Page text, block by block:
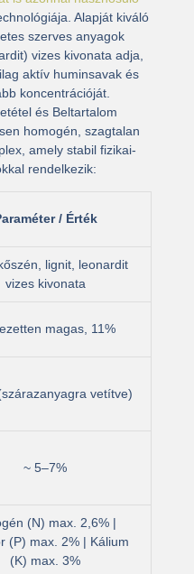
Alapját kiváló
szerves anyagok
vizes kivonata adja,
aktív huminsavak és
koncentrációját.
és Beltartalom
homogén, szagtalan
amely stabil fizikai-
rendelkezik:
/ Érték
lignit, leonardit
vizes kivonata
magas, 11%
vetítve)
~ 5–7%
(N) max. 2,6% |
(P) max. 2% | Kálium
(K) max. 3%